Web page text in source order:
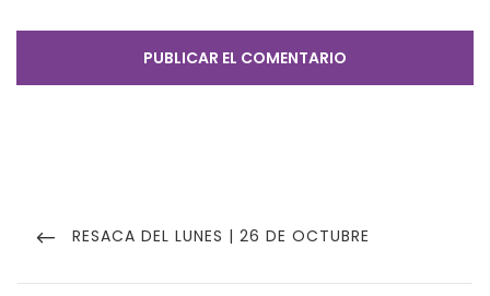
de
PREVIOUS
RESACA DEL LUNES | 26 DE OCTUBRE